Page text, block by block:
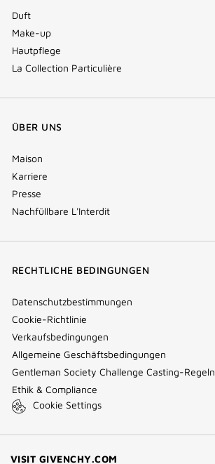
Duft
Make-up
Hautpflege
La Collection Particulière
ÜBER UNS
Maison
Karriere
Presse
Nachfüllbare L'Interdit
RECHTLICHE BEDINGUNGEN
Datenschutzbestimmungen
Cookie-Richtlinie
Verkaufsbedingungen
Allgemeine Geschäftsbedingungen
Gentleman Society Challenge Casting-Regeln
Ethik & Compliance
Cookie Settings
VISIT GIVENCHY.COM